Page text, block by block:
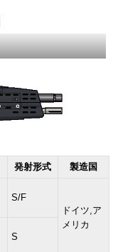
発射形式 製造国
S/F
ドイツ,ア
メリカ
S